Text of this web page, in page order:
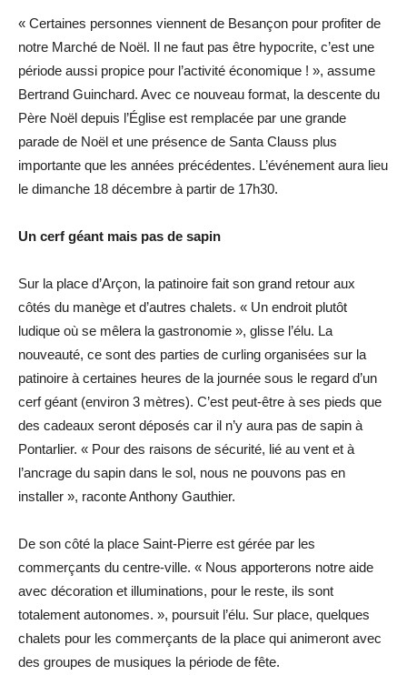
« Certaines personnes viennent de Besançon pour profiter de
notre Marché de Noël. Il ne faut pas être hypocrite, c’est une
période aussi propice pour l’activité économique ! », assume
Bertrand Guinchard. Avec ce nouveau format, la descente du
Père Noël depuis l’Église est remplacée par une grande
parade de Noël et une présence de Santa Clauss plus
importante que les années précédentes. L’événement aura lieu
le dimanche 18 décembre à partir de 17h30.
Un cerf géant mais pas de sapin
Sur la place d’Arçon, la patinoire fait son grand retour aux
côtés du manège et d’autres chalets. « Un endroit plutôt
ludique où se mêlera la gastronomie », glisse l’élu. La
nouveauté, ce sont des parties de curling organisées sur la
patinoire à certaines heures de la journée sous le regard d’un
cerf géant (environ 3 mètres). C’est peut-être à ses pieds que
des cadeaux seront déposés car il n’y aura pas de sapin à
Pontarlier. « Pour des raisons de sécurité, lié au vent et à
l’ancrage du sapin dans le sol, nous ne pouvons pas en
installer », raconte Anthony Gauthier.
De son côté la place Saint-Pierre est gérée par les
commerçants du centre-ville. « Nous apporterons notre aide
avec décoration et illuminations, pour le reste, ils sont
totalement autonomes. », poursuit l’élu. Sur place, quelques
chalets pour les commerçants de la place qui animeront avec
des groupes de musiques la période de fête.